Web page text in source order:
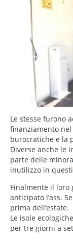
Le stesse furono
finanziamento
burocratiche e la
Diverse anche le
parte delle
inutilizzo in
Finalmente il loro
anticipato l’ass.
prima dell’estate.
Le isole
per tre giorni a